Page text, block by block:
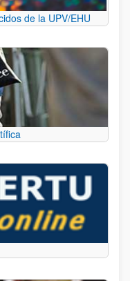
de la UPV/EHU